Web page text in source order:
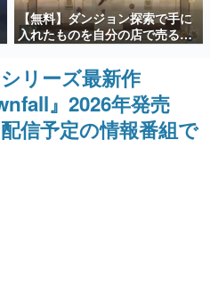
ーム市場を担う若きクリエイター達
ーツと情熱を探っていきます。
たち
受けた作家さんに取材し、ゲームが
業やカルチャーに与えた影響を探る企
ム産業史
史における主要なトピック・タイト
【無料】ダンジョン探索で手に
入れたものを自分の店で売るゲ
ーム『Moonlighter』がSteam
にて無料配布中！続編
『Moonlighter 2』の9月2日正
式リリースを記念したキャンペ
ーン
リーズ最新作
』2026年発売
信予定の情報番組で